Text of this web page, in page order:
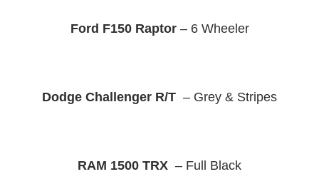
Ford F150 Raptor – 6 Wheeler
Dodge Challenger R/T – Grey & Stripes
RAM 1500 TRX – Full Black